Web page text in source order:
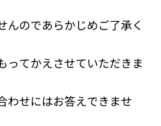
んのであらかじめご了承く
ってかえさせていただきま
わせにはお答えできませ